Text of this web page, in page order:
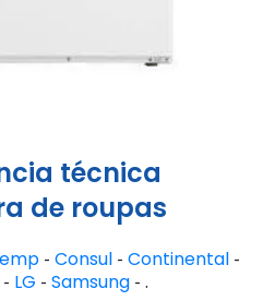
técnica
de roupas
- Consul - Continental -
LG - Samsung- .